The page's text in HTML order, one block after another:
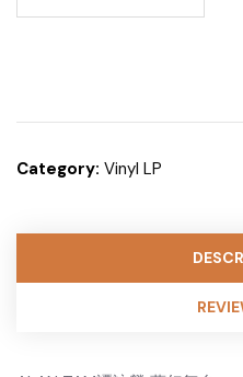
Category: Vinyl LP